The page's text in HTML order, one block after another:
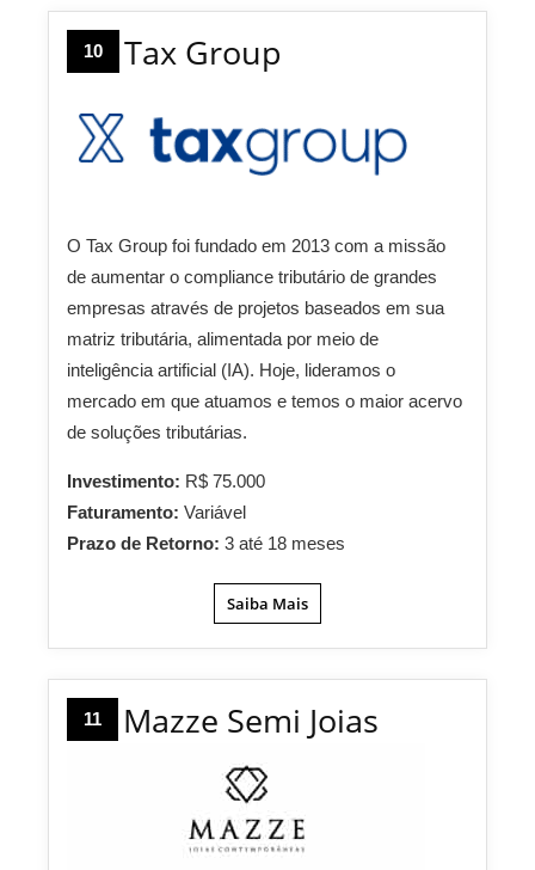
10 Tax Group
O Tax Group foi fundado em 2013 com a missão
de aumentar o compliance tributário de grandes
empresas através de projetos baseados em sua
matriz tributária, alimentada por meio de
inteligência artificial (IA). Hoje, lideramos o
mercado em que atuamos e temos o maior acervo
de soluções tributárias.
Investimento: R$ 75.000
Faturamento: Variável
Prazo de Retorno: 3 até 18 meses
Saiba Mais
11 Mazze Semi Joias